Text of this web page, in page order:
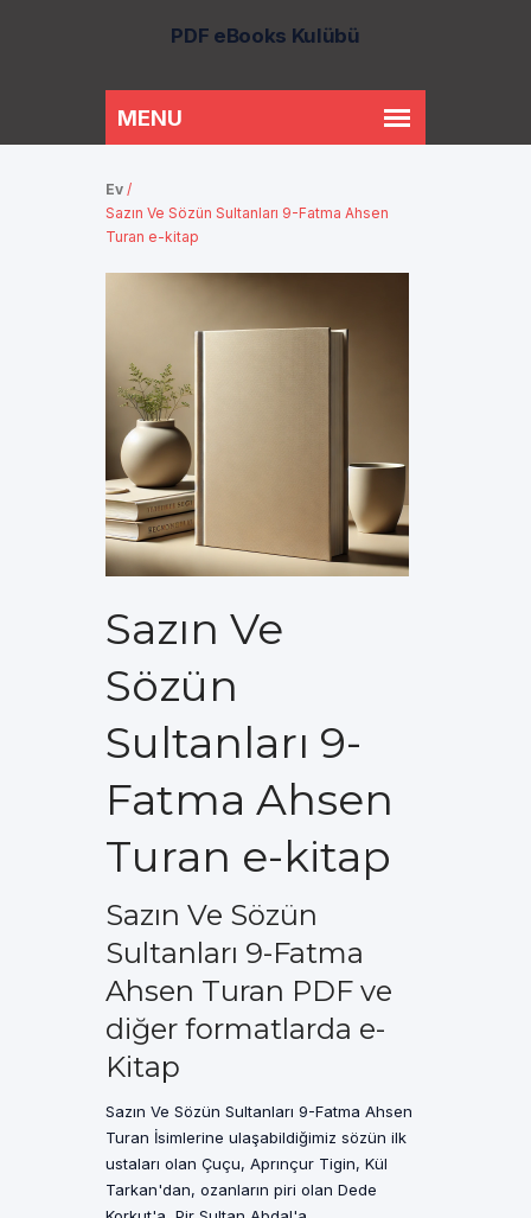
PDF eBooks Kulübü
Ev /
Sazın Ve Sözün Sultanları 9-Fatma Ahsen
Turan e-kitap
Sazın Ve
Sözün
Sultanları 9-
Fatma Ahsen
Turan e-kitap
Sazın Ve Sözün
Sultanları 9-Fatma
Ahsen Turan PDF ve
diğer formatlarda e-
Kitap
Sazın Ve Sözün Sultanları 9-Fatma Ahsen
Turan İsimlerine ulaşabildiğimiz sözün ilk
ustaları olan Çuçu, Aprınçur Tigin, Kül
Tarkan'dan, ozanların piri olan Dede